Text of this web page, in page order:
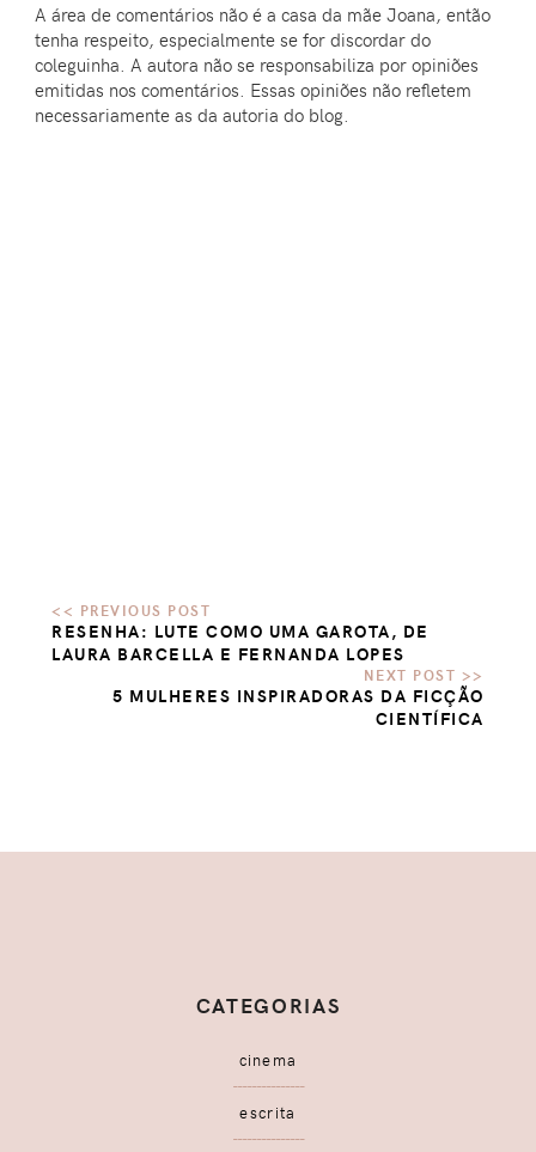
A área de comentários não é a casa da mãe Joana, então
tenha respeito, especialmente se for discordar do
coleguinha. A autora não se responsabiliza por opiniões
emitidas nos comentários. Essas opiniões não refletem
necessariamente as da autoria do blog.
RESENHA: LUTE COMO UMA GAROTA, DE
LAURA BARCELLA E FERNANDA LOPES
5 MULHERES INSPIRADORAS DA FICÇÃO
CIENTÍFICA
CATEGORIAS
cinema
escrita